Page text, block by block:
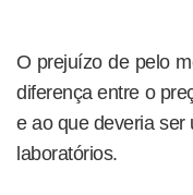
O prejuízo de pelo
diferença entre o
e ao que deveria ser
laboratórios.